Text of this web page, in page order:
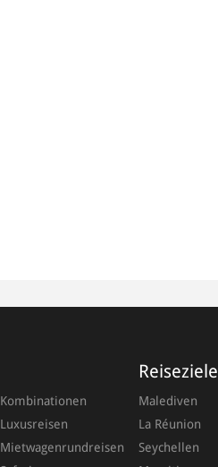
Kombinationen
Luxusreisen
Mietwagenrundreisen
Reiseziele
Malediven
La Réunion
Seychellen